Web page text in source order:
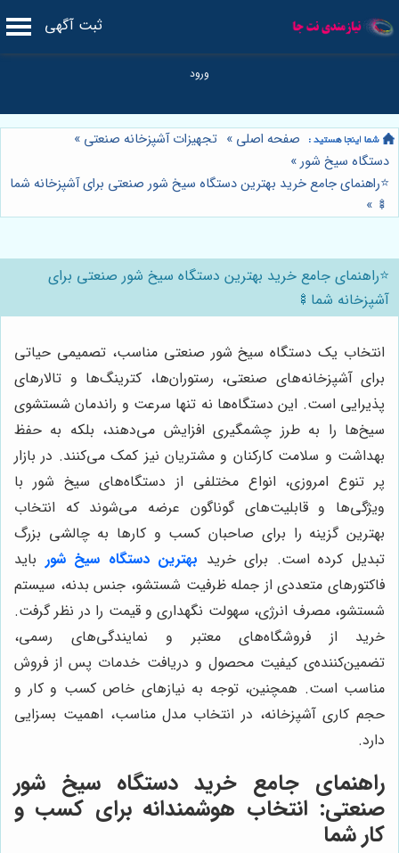
ثبت آگهی
صفحه اصلی » تجهیزات آشپزخانه صنعتی »
دستگاه سیخ شور»
⭐️راهنمای جامع خرید بهترین دستگاه سیخ شور صنعتی برای آشپزخانه شما
🍢
»
⭐️راهنمای جامع خرید بهترین دستگاه سیخ شور صنعتی برای
آشپزخانه شما🍢
انتخاب یک دستگاه سیخ شور صنعتی مناسب، تصمیمی حیاتی
برای آشپزخانه‌های صنعتی، رستوران‌ها، کترینگ‌ها و تالارهای
پذیرایی است. این دستگاه‌ها نه تنها سرعت و راندمان شستشوی
سیخ‌ها را به طرز چشمگیری افزایش می‌دهند، بلکه به حفظ
بهداشت و سلامت کارکنان و مشتریان نیز کمک می‌کنند. در بازار
پر تنوع امروزی، انواع مختلفی از دستگاه‌های سیخ شور با
ویژگی‌ها و قابلیت‌های گوناگون عرضه می‌شوند که انتخاب
بهترین گزینه را برای صاحبان کسب و کارها به چالشی بزرگ
تبدیل کرده است. برای خرید بهترین دستگاه سیخ شور باید
فاکتورهای متعددی از جمله ظرفیت شستشو، جنس بدنه، سیستم
شستشو، مصرف انرژی، سهولت نگهداری و قیمت را در نظر گرفت.
خرید از فروشگاه‌های معتبر و نمایندگی‌های رسمی،
تضمین‌کننده‌ی کیفیت محصول و دریافت خدمات پس از فروش
مناسب است. همچنین، توجه به نیازهای خاص کسب و کار و
حجم کاری آشپزخانه، در انتخاب مدل مناسب، اهمیت بسزایی
دارد.
راهنمای جامع خرید دستگاه سیخ شور
صنعتی: انتخاب هوشمندانه برای کسب و
کار شما